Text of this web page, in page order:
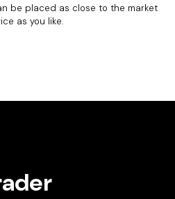
be placed as close to the market
as you like.